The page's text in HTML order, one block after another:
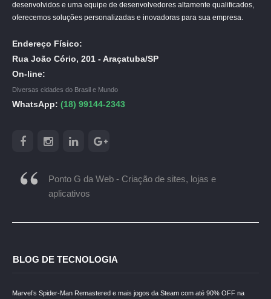
desenvolvidos e uma equipe de desenvolvedores altamente qualificados,
oferecemos soluções personalizadas e inovadoras para sua empresa.
Endereço Físico:
Rua João Cório, 201 - Araçatuba/SP
On-line:
Diversas cidades do Brasil e Mundo
WhatsApp: (18) 99144-2343
Ponto G da Web - Criação de sites, lojas e
aplicativos
BLOG DE TECNOLOGIA
Marvel’s Spider-Man Remastered e mais jogos da Steam com até 90% OFF na